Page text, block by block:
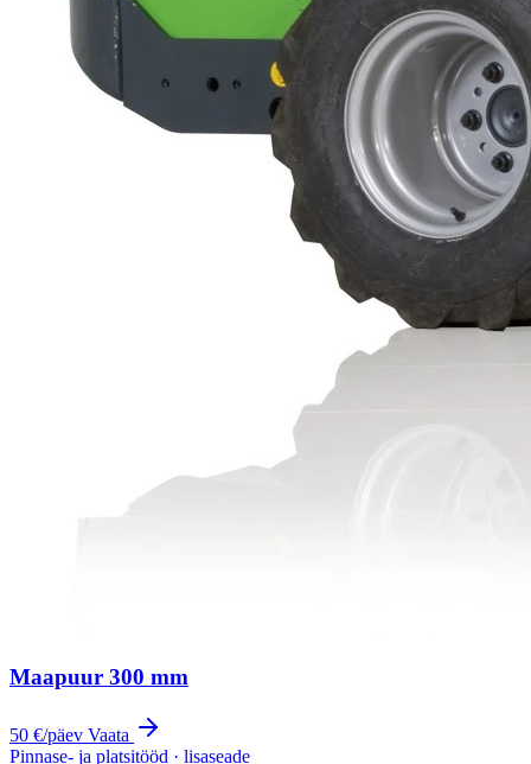
Maapuur 300 mm
50 €/päev Vaata
Pinnase- ja platsitööd · lisaseade